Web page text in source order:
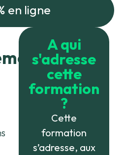
en ligne
A qui
s'adresse
cette
formation
?
Cette
formation
s’adresse, aux